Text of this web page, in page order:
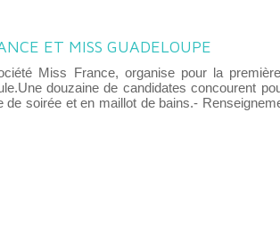
ET MISS GUADELOUPE
Miss France, organise pour la
douzaine de candidates concourent
soirée et en maillot de bains.-